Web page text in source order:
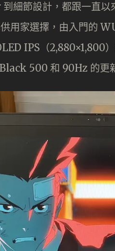
細節設計，都跟一直
用家選擇，由入門的
IPS（2,880×1,800
500 和 90Hz 的更